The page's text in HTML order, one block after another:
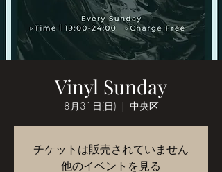
Vinyl Sunday
8月31日(日)
  |
中央区
チケットは販売されていません
他のイベントを見る